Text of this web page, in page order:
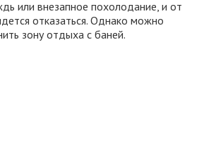
или внезапное похолодание, и от
отказаться. Однако можно
зону отдыха с баней.